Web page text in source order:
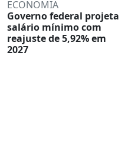
ECONOMIA
Governo federal projeta
salário mínimo com
reajuste de 5,92% em
2027